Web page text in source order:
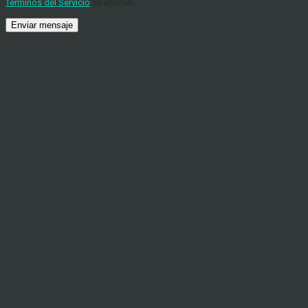
Términos del Servicio